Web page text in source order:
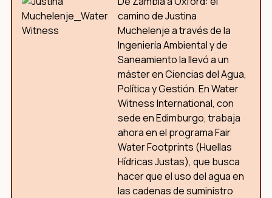
camino de Justina
Muchelenje a través de la
Ingeniería Ambiental y de
Saneamiento la llevó a un
máster en Ciencias del Agua,
Política y Gestión. En Water
Witness International, con
sede en Edimburgo, trabaja
ahora en el programa Fair
Water Footprints (Huellas
Hídricas Justas), que busca
hacer que el uso del agua en
las cadenas de suministro